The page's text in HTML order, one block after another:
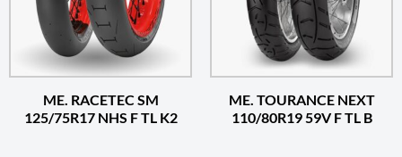
ME. RACETEC SM
125/75R17 NHS F TL K2
ME. TOURANCE NEXT
110/80R19 59V F TL B